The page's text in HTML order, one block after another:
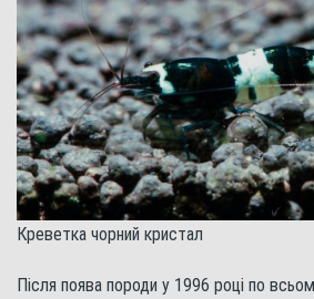
Креветка чорний кристал
Після поява породи у 1996 році по